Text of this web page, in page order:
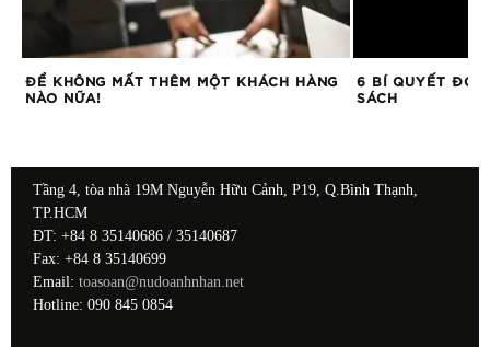
ĐỂ KHÔNG MẤT THÊM MỘT KHÁCH HÀNG
NÀO NỮA!
6 BÍ QUYẾT ĐỌC
SÁCH
Tầng 4, tòa nhà 19M Nguyễn Hữu Cảnh, P19, Q.Bình Thạnh,
TP.HCM
ĐT: +84 8 35140686 / 35140687
Fax: +84 8 35140699
Email: toasoan@nudoanhnhan.net
Hotline: 090 845 0854